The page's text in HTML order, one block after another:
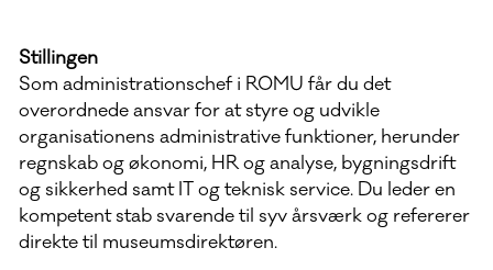
Stillingen
Som administrationschef i ROMU får du det
overordnede ansvar for at styre og udvikle
organisationens administrative funktioner, herunder
regnskab og økonomi, HR og analyse, bygningsdrift
og sikkerhed samt IT og teknisk service. Du leder en
kompetent stab svarende til syv årsværk og refererer
direkte til museumsdirektøren.